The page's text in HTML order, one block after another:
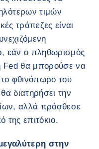
τιμών
τράπεζες είναι
εάν ο πληθωρισμός
Fed θα μπορούσε να
φθινόπωρο του
διατηρήσει την
αλλά πρόσθεσε
της επιτόκιο.
στην